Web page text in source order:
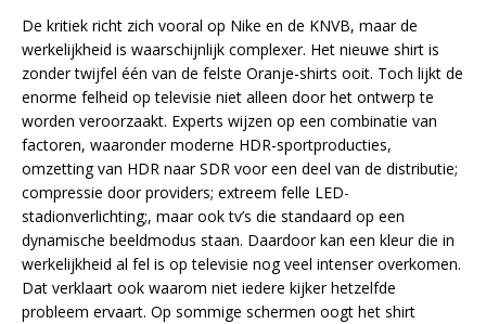
De kritiek richt zich vooral op Nike en de KNVB, maar de
werkelijkheid is waarschijnlijk complexer. Het nieuwe shirt is
zonder twijfel één van de felste Oranje-shirts ooit. Toch lijkt de
enorme felheid op televisie niet alleen door het ontwerp te
worden veroorzaakt. Experts wijzen op een combinatie van
factoren, waaronder moderne HDR-sportproducties,
omzetting van HDR naar SDR voor een deel van de distributie;
compressie door providers; extreem felle LED-
stadionverlichting;, maar ook tv’s die standaard op een
dynamische beeldmodus staan. Daardoor kan een kleur die in
werkelijkheid al fel is op televisie nog veel intenser overkomen.
Dat verklaart ook waarom niet iedere kijker hetzelfde
probleem ervaart. Op sommige schermen oogt het shirt